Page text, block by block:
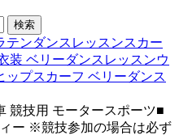
テンダンスレッスンスカー
装 ベリーダンスレッスンウ
ップスカーフ ベリーダンス
競技用 モータースポーツ■
ー ※競技参加の場合は必ず